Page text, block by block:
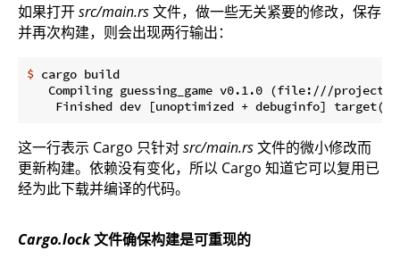
如果打开src/main.rs文件，做一些无关紧要的修改，保存
并再次构建，则会出现两行输出：
$ cargo build
Compiling guessing_game v0.1.0 (file:///
这一行表示 Cargo 只针对src/main.rs文件的微小修改而
更新构建。依赖没有变化，所以 Cargo 知道它可以复用已
经为此下载并编译的代码。
Cargo.lock文件确保构建是可重现的